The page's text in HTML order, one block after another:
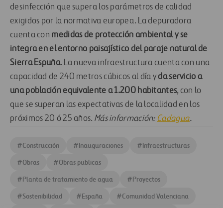
desinfección que supera los parámetros de calidad
exigidos por la normativa europea. La depuradora
cuenta con medidas de protección ambiental y se
integra en el entorno paisajístico del paraje natural de
Sierra Espuña. La nueva infraestructura cuenta con una
capacidad de 240 metros cúbicos al día yda servicio a
una población equivalente a 1.200 habitantes, con lo
que se superan las expectativas de la localidad en los
próximos 20 ó 25 años. Más información: Cadagua.
#Construcción #Inauguraciones #Infraestructuras
#Obras #Obras publicas
#Planta de tratamiento de agua #Proyectos
#Sostenibilidad #España #Comunidad Valenciana